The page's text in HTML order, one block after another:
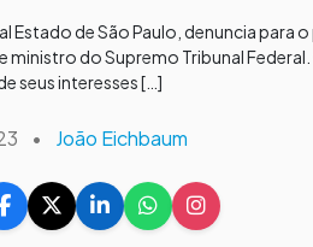
Estado de São Paulo, denuncia
ministro do Supremo Tribunal
seus interesses […]
• João Eichbaum